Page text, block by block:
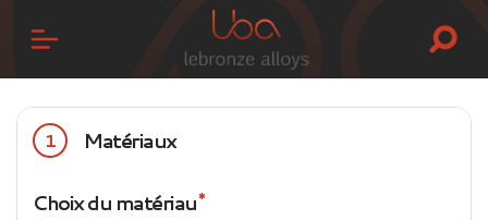
1 Matériaux
Choix du matériau